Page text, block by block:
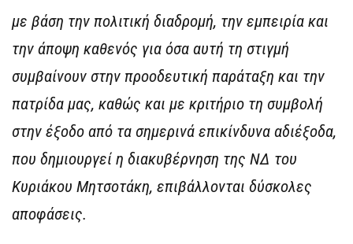
με βάση την πολιτική διαδρομή, την εμπειρία και
την άποψη καθενός για όσα αυτή τη στιγμή
συμβαίνουν στην προοδευτική παράταξη και την
πατρίδα μας, καθώς και με κριτήριο τη συμβολή
στην έξοδο από τα σημερινά επικίνδυνα αδιέξοδα,
που δημιουργεί η διακυβέρνηση της ΝΔ του
Κυριάκου Μητσοτάκη, επιβάλλονται δύσκολες
αποφάσεις.